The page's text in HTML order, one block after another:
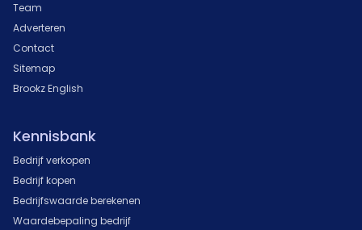
Team
Adverteren
Contact
Sitemap
Brookz English
Kennisbank
Bedrijf verkopen
Bedrijf kopen
Bedrijfswaarde berekenen
Waardebepaling bedrijf